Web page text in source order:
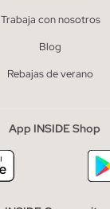
Trabaja con nosotros
Blog
Rebajas de verano
App INSIDE Shop